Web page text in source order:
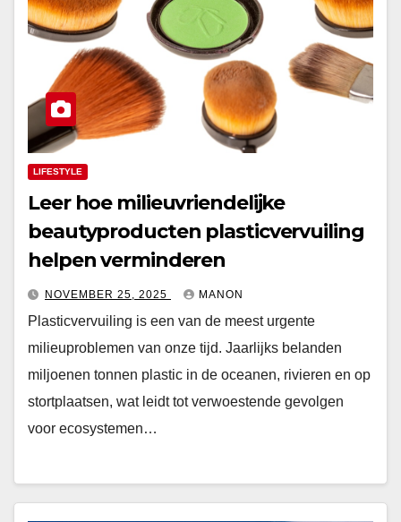
LIFESTYLE
Leer hoe milieuvriendelijke
beautyproducten plasticvervuiling
helpen verminderen
NOVEMBER 25, 2025 MANON
Plasticvervuiling is een van de meest urgente
milieuproblemen van onze tijd. Jaarlijks belanden
miljoenen tonnen plastic in de oceanen, rivieren en op
stortplaatsen, wat leidt tot verwoestende gevolgen
voor ecosystemen…